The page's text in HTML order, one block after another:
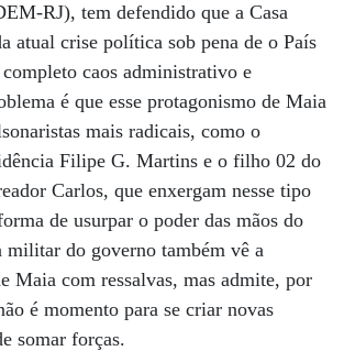
RJ), tem defendido que a Casa
atual crise política sob pena de o País
caos administrativo e
é que esse protagonismo de Maia
mais radicais, como o
Filipe G. Martins e o filho 02 do
Carlos, que enxergam nesse tipo
de usurpar o poder das mãos do
militar do governo também vê a
Maia com ressalvas, mas admite, por
é momento para se criar novas
somar forças.